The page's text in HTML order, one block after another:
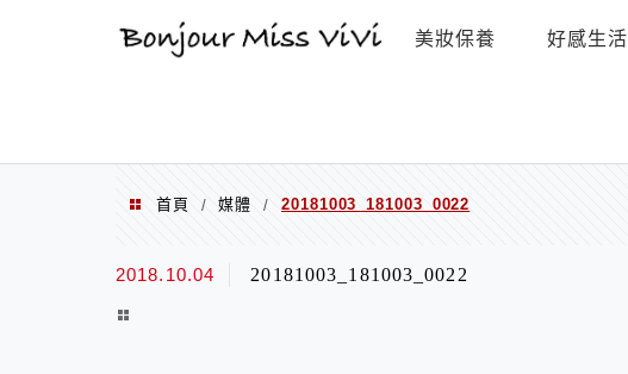
美妝保養 好感生活
首頁 / 媒體 / 20181003_181003_0022
2018.10.04 20181003_181003_0022